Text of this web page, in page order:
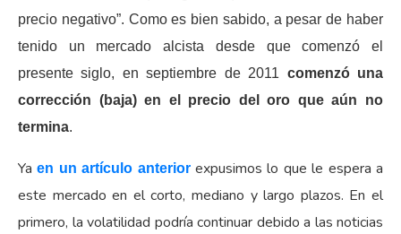
precio negativo”. Como es bien sabido, a pesar de haber
tenido un mercado alcista desde que comenzó el
presente siglo, en septiembre de 2011 comenzó una
corrección (baja) en el precio del oro que aún no
termina.
Yaen un artículo anteriorexpusimos lo que le espera a
este mercado en el corto, mediano y largo plazos. En el
primero, la volatilidad podría continuar debido a las noticias